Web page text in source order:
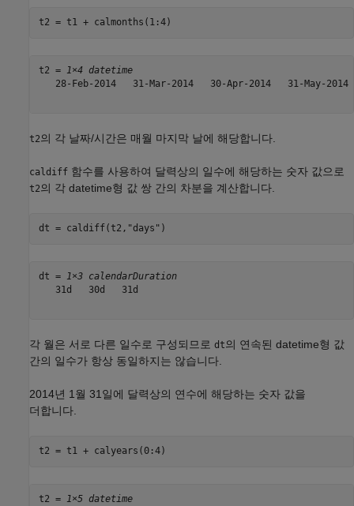
t2 = t1 + calmonths(1:4)
t2 = 1×4 datetime
   28-Feb-2014   31-Mar-2014   30-Apr-2014   31-May-2014
t2의 각 날짜/시간은 매월 마지막 날에 해당합니다.
caldiff 함수를 사용하여 달력상의 일수에 해당하는 숫자 값으로
t2의 각 datetime형 값 쌍 간의 차분을 계산합니다.
dt = caldiff(t2, "days" )
dt = 1×3 calendarDuration
   31d   30d   31d
각 월은 서로 다른 일수로 구성되므로 dt의 연속된 datetime형 값
간의 일수가 항상 동일하지는 않습니다.
2014년 1월 31일에 달력상의 연수에 해당하는 숫자 값을
더합니다.
t2 = t1 + calyears(0:4)
t2 = 1×5 datetime